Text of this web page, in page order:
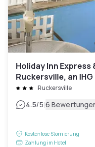
Holiday Inn
Ruckersville, an
Ruckersville
4.5/5|6
Kostenlose Stornierung
Zahlung im Hotel